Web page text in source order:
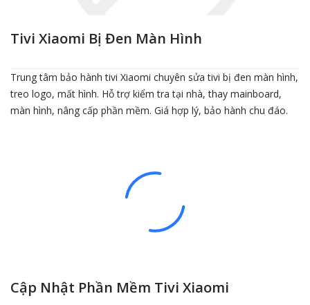
Tivi Xiaomi Bị Đen Màn Hình
Trung tâm bảo hành tivi Xiaomi chuyên sửa tivi bị đen màn hình,
treo logo, mất hình. Hỗ trợ kiểm tra tại nhà, thay mainboard,
màn hình, nâng cấp phần mềm. Giá hợp lý, bảo hành chu đáo.
Cập Nhật Phần Mềm Tivi Xiaomi